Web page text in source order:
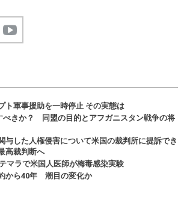
ト軍事援助を一時停止 その実態は
べきか？ 同盟の目的とアフガニスタン戦争の将
与した人権侵害について米国の裁判所に提訴でき
高裁判断へ
マラで米国人医師が梅毒感染実験
から40年 潮目の変化か